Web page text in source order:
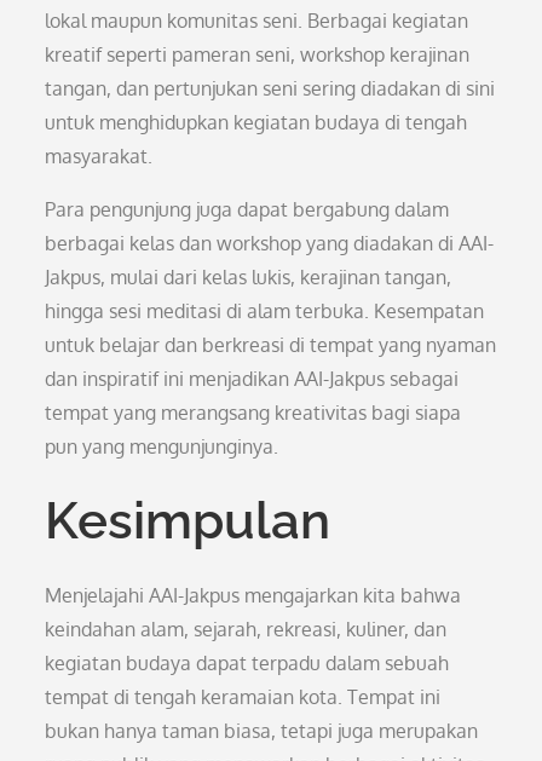
lokal maupun komunitas seni. Berbagai kegiatan
kreatif seperti pameran seni, workshop kerajinan
tangan, dan pertunjukan seni sering diadakan di sini
untuk menghidupkan kegiatan budaya di tengah
masyarakat.
Para pengunjung juga dapat bergabung dalam
berbagai kelas dan workshop yang diadakan di AAI-
Jakpus, mulai dari kelas lukis, kerajinan tangan,
hingga sesi meditasi di alam terbuka. Kesempatan
untuk belajar dan berkreasi di tempat yang nyaman
dan inspiratif ini menjadikan AAI-Jakpus sebagai
tempat yang merangsang kreativitas bagi siapa
pun yang mengunjunginya.
Kesimpulan
Menjelajahi AAI-Jakpus mengajarkan kita bahwa
keindahan alam, sejarah, rekreasi, kuliner, dan
kegiatan budaya dapat terpadu dalam sebuah
tempat di tengah keramaian kota. Tempat ini
bukan hanya taman biasa, tetapi juga merupakan